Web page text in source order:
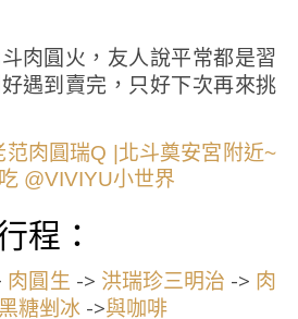
肉圓火，友人說平常都是習
遇到賣完，只好下次再來挑
程：
肉圓生 -> 洪瑞珍三明治 -> 肉
糖剉冰 ->與咖啡